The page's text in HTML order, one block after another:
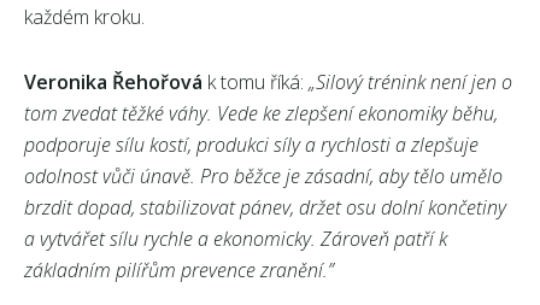
každém kroku.
Veronika Řehořová k tomu říká: „Silový trénink není jen o
tom zvedat těžké váhy. Vede ke zlepšení ekonomiky běhu,
podporuje sílu kostí, produkci síly a rychlosti a zlepšuje
odolnost vůči únavě. Pro běžce je zásadní, aby tělo umělo
brzdit dopad, stabilizovat pánev, držet osu dolní končetiny
a vytvářet sílu rychle a ekonomicky. Zároveň patří k
základním pilířům prevence zranění.”